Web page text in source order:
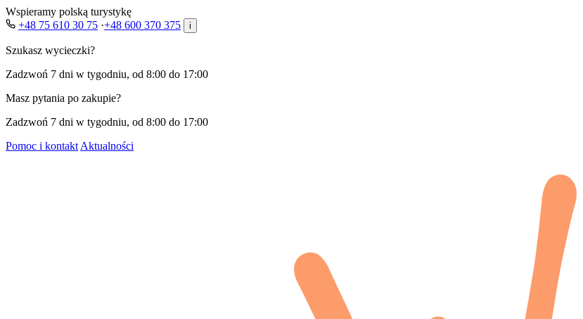
Wspieramy polską turystykę
+48 75 610 30 75 ·+48 600 370 375 i
Szukasz wycieczki?
Zadzwoń 7 dni w tygodniu, od 8:00 do 17:00
Masz pytania po zakupie?
Zadzwoń 7 dni w tygodniu, od 8:00 do 17:00
Pomoc i kontakt Aktualności